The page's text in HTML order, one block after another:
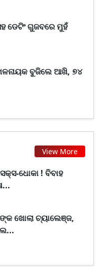
ଡେଟିଂ ଗୁଜବରେ ମୁହଁ
ବୁଜିଲେ ଆଖି, ୭୪
View More
ଧୋକା ! ବିବାହ
ଖୋଲା ଚ୍ୟାଲେଞ୍ଜ,